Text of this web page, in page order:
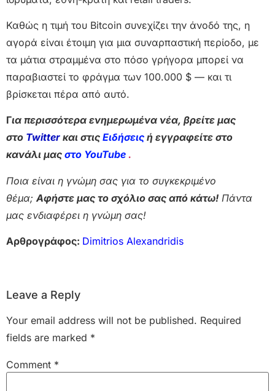
Καθώς η τιμή του Bitcoin συνεχίζει την άνοδό της, η
αγορά είναι έτοιμη για μια συναρπαστική περίοδο, με
τα μάτια στραμμένα στο πόσο γρήγορα μπορεί να
παραβιαστεί το φράγμα των 100.000 $ — και τι
βρίσκεται πέρα ​​από αυτό.
Για περισσότερα ενημερωμένα νέα, βρείτε μας
στο Twitter και στις Ειδήσεις ή εγγραφείτε στο
κανάλι μας στο YouTube .
Ποια είναι η γνώμη σας για το συγκεκριμένο
θέμα; Αφήστε μας το σχόλιο σας από κάτω! Πάντα
μας ενδιαφέρει η γνώμη σας!
Αρθρογράφος: Dimitrios Alexandridis
Leave a Reply
Your email address will not be published. Required
fields are marked *
Comment *